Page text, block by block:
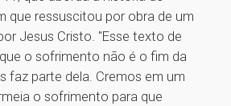
que ressuscitou por obra de um
Jesus Cristo. "Esse texto de
o sofrimento não é o fim da
faz parte dela. Cremos em um
o sofrimento para que